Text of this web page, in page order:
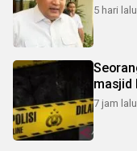
5 hari lalu
Seorang pria meninggal di kamar
masjid
7 jam lalu